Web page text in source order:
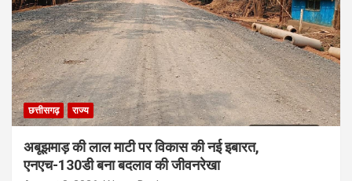
छत्तीसगढ़ राज्य
अबूझमाड़ की लाल माटी पर विकास की नई इबारत,
एनएच-130डी बना बदलाव की जीवनरेखा